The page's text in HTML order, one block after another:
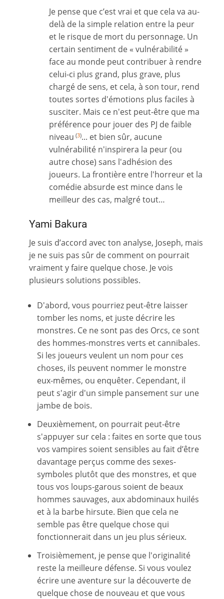
Je pense que c’est vrai et que cela va au-
delà de la simple relation entre la peur
et le risque de mort du personnage. Un
certain sentiment de « vulnérabilité »
face au monde peut contribuer à rendre
celui-ci plus grand, plus grave, plus
chargé de sens, et cela, à son tour, rend
toutes sortes d'émotions plus faciles à
susciter. Mais ce n'est peut-être que ma
préférence pour jouer des PJ de faible
niveau (3)... et bien sûr, aucune
vulnérabilité n'inspirera la peur (ou
autre chose) sans l'adhésion des
joueurs. La frontière entre l'horreur et la
comédie absurde est mince dans le
meilleur des cas, malgré tout…
Yami Bakura
Je suis d’accord avec ton analyse, Joseph, mais
je ne suis pas sûr de comment on pourrait
vraiment y faire quelque chose. Je vois
plusieurs solutions possibles.
D'abord, vous pourriez peut-être laisser
tomber les noms, et juste décrire les
monstres. Ce ne sont pas des Orcs, ce sont
des hommes-monstres verts et cannibales.
Si les joueurs veulent un nom pour ces
choses, ils peuvent nommer le monstre
eux-mêmes, ou enquêter. Cependant, il
peut s'agir d'un simple pansement sur une
jambe de bois.
Deuxièmement, on pourrait peut-être
s'appuyer sur cela : faites en sorte que tous
vos vampires soient sensibles au fait d’être
davantage perçus comme des sexes-
symboles plutôt que des monstres, et que
tous vos loups-garous soient de beaux
hommes sauvages, aux abdominaux huilés
et à la barbe hirsute. Bien que cela ne
semble pas être quelque chose qui
fonctionnerait dans un jeu plus sérieux.
Troisièmement, je pense que l'originalité
reste la meilleure défense. Si vous voulez
écrire une aventure sur la découverte de
quelque chose de nouveau et que vous